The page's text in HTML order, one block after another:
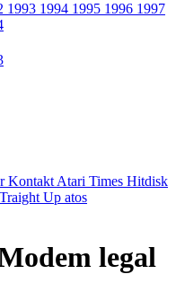
1993 1994 1995 1996 1997
Kontakt Atari Times Hitdisk
Up atos
legal